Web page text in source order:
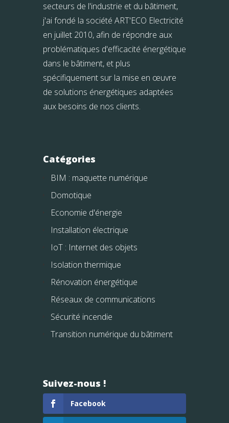
secteurs de l'industrie et du bâtiment,
j'ai fondé la société ART'ECO Electricité
en juillet 2010, afin de répondre aux
problématiques d'efficacité énergétique
dans le bâtiment, et plus
spécifiquement sur la mise en œuvre
de solutions énergétiques adaptées
aux besoins de nos clients.
Catégories
BIM : maquette numérique
Domotique
Economie d'énergie
Installation électrique
IoT : Internet des objets
Isolation thermique
Rénovation énergétique
Réseaux de communications
Sécurité incendie
Transition numérique du bâtiment
Suivez-nous !
Facebook